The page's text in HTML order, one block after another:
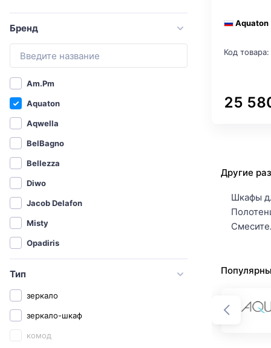
Бренд
Am.Pm
Aquaton
Aqwella
BelBagno
Bellezza
Diwo
Jacob Delafon
Misty
Opadiris
Бриклаер
СанТа
1MarKa
Тип
зеркало
зеркало-шкаф
комод
Aquaton
Код
25
Другие
Шкафы